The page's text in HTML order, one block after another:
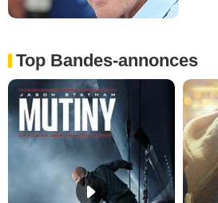
Top Bandes-annonces